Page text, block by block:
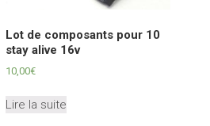
Lot de composants pour 10
stay alive 16v
10,00€
Lire la suite